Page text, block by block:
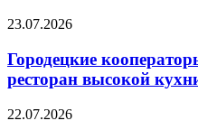
23.07.2026
Городецкие
ресторан высокой
22.07.2026